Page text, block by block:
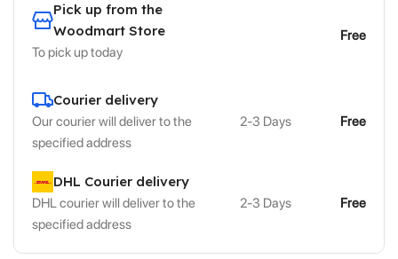
Pick up from the
Woodmart Store
To pick up today
Free
Courier delivery
Our courier will deliver to the
specified address
2-3 Days Free
DHL Courier delivery
DHL courier will deliver to the
specified address
2-3 Days Free